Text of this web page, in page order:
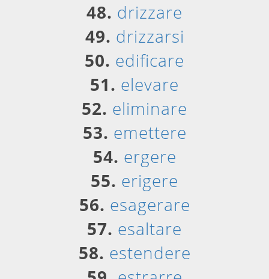
48. drizzare
49. drizzarsi
50. edificare
51. elevare
52. eliminare
53. emettere
54. ergere
55. erigere
56. esagerare
57. esaltare
58. estendere